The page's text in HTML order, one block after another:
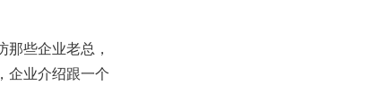
些企业老总，
企业介绍跟一个